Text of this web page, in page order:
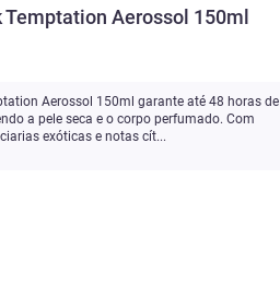
Aerossol 150ml
Aerossol 150ml garante até 48 horas de
a pele seca e o corpo perfumado. Com
exóticas e notas cít...